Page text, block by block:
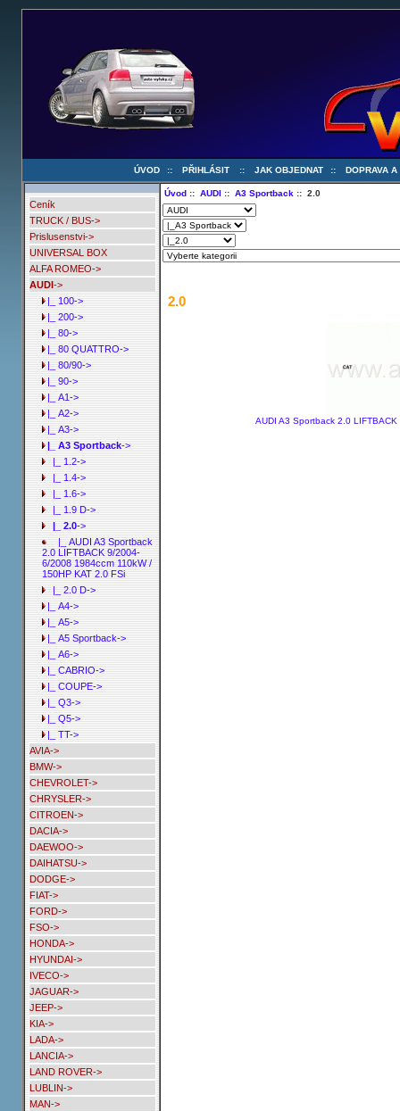
ÚVOD :: PŘIHLÁSIT :: JAK OBJEDNAT :: DOPRAVA A
Ceník
TRUCK / BUS->
Prislusenstvi->
UNIVERSAL BOX
ALFA ROMEO->
AUDI ->
|_ 100->
|_ 200->
|_ 80->
|_ 80 QUATTRO->
|_ 80/90->
|_ 90->
|_ A1->
|_ A2->
|_ A3->
|_ A3 Sportback->
|_ 1.2->
|_ 1.4->
|_ 1.6->
|_ 1.9 D->
|_ 2.0->
|_ AUDI A3 Sportback
2.0 LIFTBACK 9/2004-
6/2008 1984ccm 110kW /
150HP KAT 2.0 FSi
|_ 2.0 D->
|_ A4->
|_ A5->
|_ A5 Sportback->
|_ A6->
|_ CABRIO->
|_ COUPE->
|_ Q3->
|_ Q5->
|_ TT->
AVIA->
BMW->
CHEVROLET->
CHRYSLER->
CITROEN->
DACIA->
DAEWOO->
DAIHATSU->
DODGE->
FIAT->
FORD->
FSO->
HONDA->
HYUNDAI->
IVECO->
JAGUAR->
JEEP->
KIA->
LADA->
LANCIA->
LAND ROVER->
LUBLIN->
MAN->
Úvod ::AUDI ::A3 Sportback :: 2.0
2.0
AUDI A3 Sportback 2.0